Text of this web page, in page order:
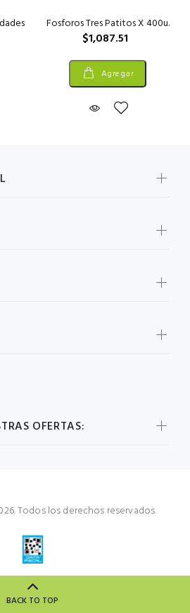
Fosforos Tres Patitos X 400u.
$1,087.51
Agregar
OFERTAS:
Todos los derechos reservados.
BACK TO TOP